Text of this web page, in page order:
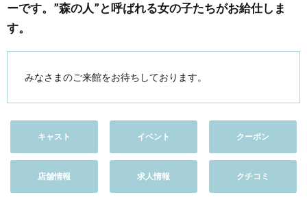
ーです。”森の人”と呼ばれる女の子たちがお給仕しま
す。
みなさまのご来館をお待ちしております。
キャスト イベント クーポン
店舗情報 求人情報 クチコミ